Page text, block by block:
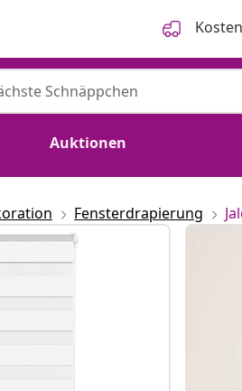
Auktionen
Fensterdrapierung